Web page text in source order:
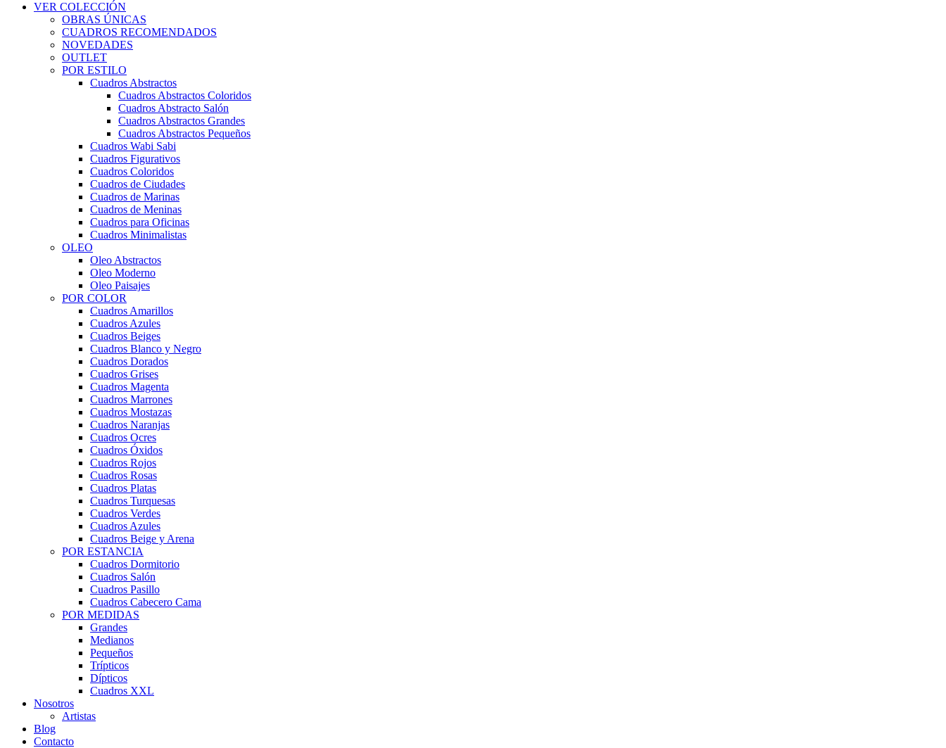
VER COLECCIÓN
OBRAS ÚNICAS
CUADROS RECOMENDADOS
NOVEDADES
OUTLET
POR ESTILO
Cuadros Abstractos
Cuadros Abstractos Coloridos
Cuadros Abstracto Salón
Cuadros Abstractos Grandes
Cuadros Abstractos Pequeños
Cuadros Wabi Sabi
Cuadros Figurativos
Cuadros Coloridos
Cuadros de Ciudades
Cuadros de Marinas
Cuadros de Meninas
Cuadros para Oficinas
Cuadros Minimalistas
OLEO
Oleo Abstractos
Oleo Moderno
Oleo Paisajes
POR COLOR
Cuadros Amarillos
Cuadros Azules
Cuadros Beiges
Cuadros Blanco y Negro
Cuadros Dorados
Cuadros Grises
Cuadros Magenta
Cuadros Marrones
Cuadros Mostazas
Cuadros Naranjas
Cuadros Ocres
Cuadros Óxidos
Cuadros Rojos
Cuadros Rosas
Cuadros Platas
Cuadros Turquesas
Cuadros Verdes
Cuadros Azules
Cuadros Beige y Arena
POR ESTANCIA
Cuadros Dormitorio
Cuadros Salón
Cuadros Pasillo
Cuadros Cabecero Cama
POR MEDIDAS
Grandes
Medianos
Pequeños
Trípticos
Dípticos
Cuadros XXL
Nosotros
Artistas
Blog
Contacto